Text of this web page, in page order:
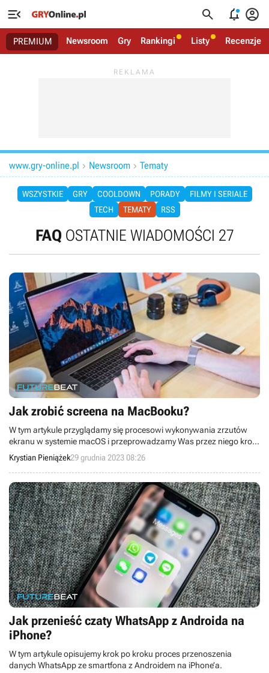
   
PREMIUM Newsroom Gry Rankingi Listy Recenzje
www.gry-online.pl  Newsroom  Tematy
WSZYSTKIE GRY COOLDOWN PORADY
FILMY I SERIALE
TECH
TEMATY RSS
FAQOSTATNIE WIADOMOŚCI 27
Jak zrobić screena na MacBooku?
W tym artykule przyglądamy się procesowi wykonywania zrzutów
ekranu w systemie macOS i przeprowadzamy Was przez niego krok
po kroku.
Krystian Pieniążek29 grudnia 2023 08:26
Jak przenieść czaty WhatsApp z Androida na
iPhone?
W tym artykule opisujemy krok po kroku proces przenoszenia
danych WhatsApp ze smartfona z Androidem na iPhone’a.